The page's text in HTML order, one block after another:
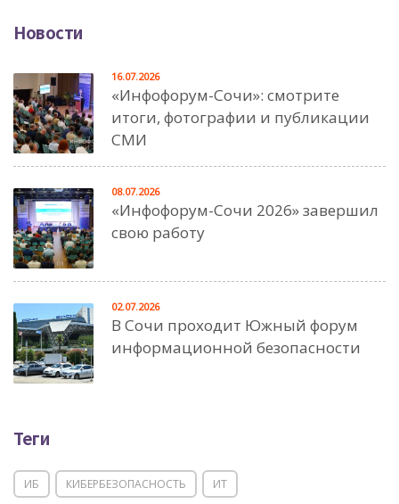
Новости
«Инфофорум-Сочи»: смотрите
итоги, фотографии и публикации
СМИ
16.07.2026
«Инфофорум-Сочи 2026» завершил
свою работу
08.07.2026
В Сочи проходит Южный форум
информационной безопасности
02.07.2026
Теги
ИБ КИБЕРБЕЗОПАСНОСТЬ ИТ